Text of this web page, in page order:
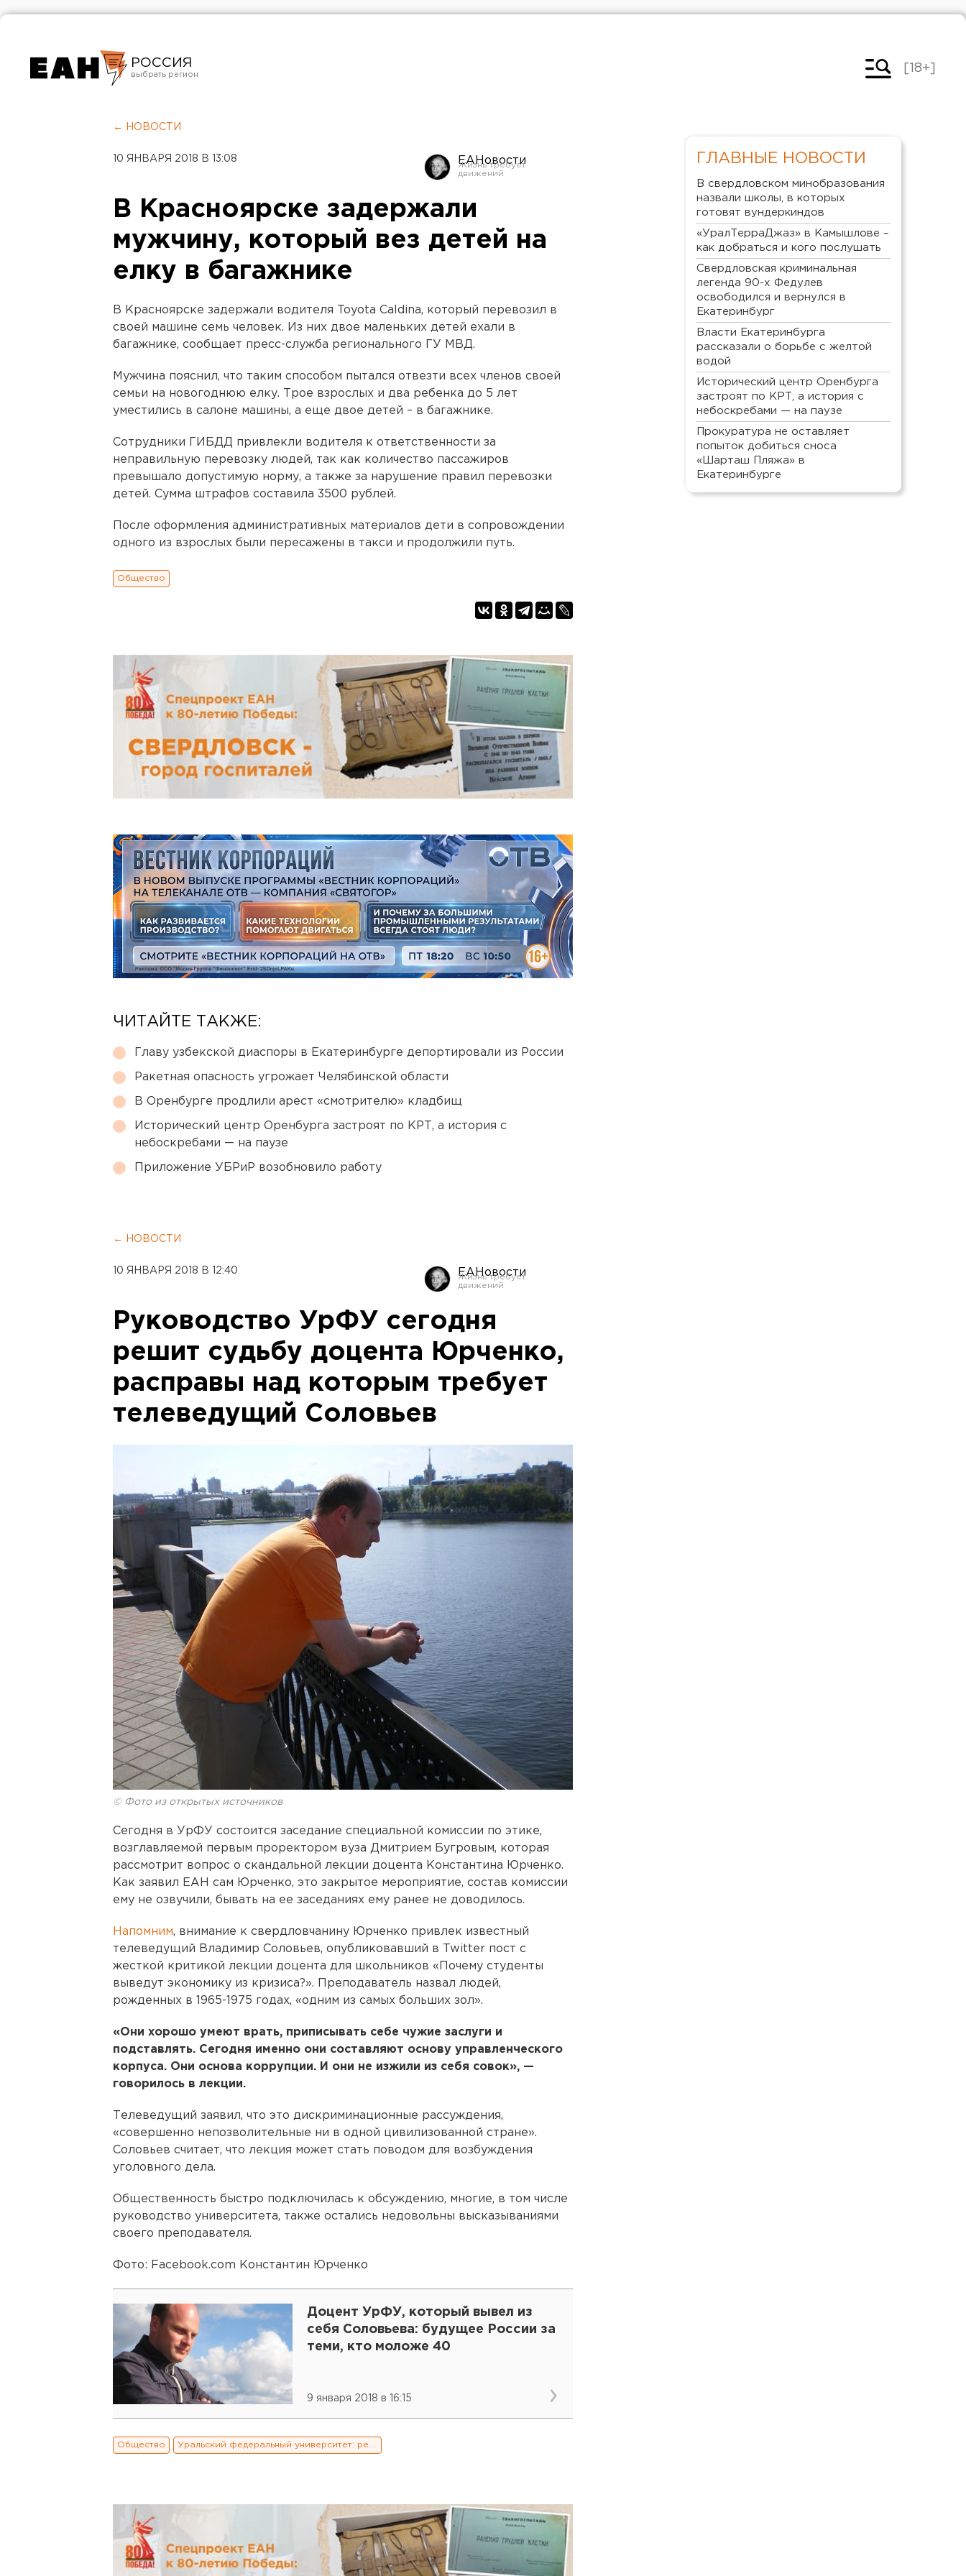
РОССИЯ
Челябинск
[18+]
← НОВОСТИ
10 ЯНВАРЯ 2018 В 13:08 ЕАНовости
В Красноярске задержали
мужчину, который вез детей на
елку в багажнике
В Красноярске задержали водителя Toyota Caldina, который перевозил в
своей машине семь человек. Из них двое маленьких детей ехали в
багажнике, сообщает пресс-служба регионального ГУ МВД.
Мужчина пояснил, что таким способом пытался отвезти всех членов своей
семьи на новогоднюю елку. Трое взрослых и два ребенка до 5 лет
уместились в салоне машины, а еще двое детей – в багажнике.
Сотрудники ГИБДД привлекли водителя к ответственности за
неправильную перевозку людей, так как количество пассажиров
превышало допустимую норму, а также за нарушение правил перевозки
детей. Сумма штрафов составила 3500 рублей.
После оформления административных материалов дети в сопровождении
одного из взрослых были пересажены в такси и продолжили путь.
Общество
ЧИТАЙТЕ ТАКЖЕ:
Главу узбекской диаспоры в Екатеринбурге депортировали из России
Ракетная опасность угрожает Челябинской области
В Оренбурге продлили арест «смотрителю» кладбищ
Исторический центр Оренбурга застроят по КРТ, а история с
небоскребами — на паузе
Приложение УБРиР возобновило работу
← НОВОСТИ
10 ЯНВАРЯ 2018 В 12:40 ЕАНовости
Руководство УрФУ сегодня
решит судьбу доцента Юрченко,
расправы над которым требует
телеведущий Соловьев
© Фото из открытых источников
Сегодня в УрФУ состоится заседание специальной комиссии по этике,
возглавляемой первым проректором вуза Дмитрием Бугровым, которая
рассмотрит вопрос о скандальной лекции доцента Константина Юрченко.
Как заявил ЕАН сам Юрченко, это закрытое мероприятие, состав комиссии
ему не озвучили, бывать на ее заседаниях ему ранее не доводилось.
Напомним, внимание к свердловчанину Юрченко привлек известный
телеведущий Владимир Соловьев, опубликовавший в Twitter пост с
жесткой критикой лекции доцента для школьников «Почему студенты
выведут экономику из кризиса?». Преподаватель назвал людей,
рожденных в 1965-1975 годах, «одним из самых больших зол».
«Они хорошо умеют врать, приписывать себе чужие заслуги и
подставлять. Сегодня именно они составляют основу управленческого
корпуса. Они основа коррупции. И они не изжили из себя совок», —
говорилось в лекции.
Телеведущий заявил, что это дискриминационные рассуждения,
«совершенно непозволительные ни в одной цивилизованной стране».
Соловьев считает, что лекция может стать поводом для возбуждения
уголовного дела.
Общественность быстро подключилась к обсуждению, многие, в том числе
руководство университета, также остались недовольны высказываниями
своего преподавателя.
Фото: Facebook.com Константин Юрченко
Доцент УрФУ, который вывел из
себя Соловьева: будущее России за
теми, кто моложе 40
9 января 2018 в 16:15
Общество
ГЛАВНЫЕ НОВОСТИ
В свердловском минобразования
назвали школы, в которых
готовят вундеркиндов
«УралТерраДжаз» в Камышлове –
как добраться и кого послушать
Свердловская криминальная
легенда 90-х Федулев
освободился и вернулся в
Екатеринбург
Власти Екатеринбурга
рассказали о борьбе с желтой
водой
Исторический центр Оренбурга
застроят по КРТ, а история с
небоскребами — на паузе
Прокуратура не оставляет
попыток добиться сноса
«Шарташ Пляжа» в
Екатеринбурге